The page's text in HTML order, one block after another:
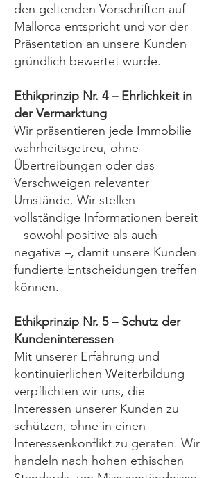
den geltenden Vorschriften auf
Mallorca entspricht und vor der
Präsentation an unsere Kunden
gründlich bewertet wurde.
Ethikprinzip Nr. 4 – Ehrlichkeit in
der Vermarktung
Wir präsentieren jede Immobilie
wahrheitsgetreu, ohne
Übertreibungen oder das
Verschweigen relevanter
Umstände. Wir stellen
vollständige Informationen bereit
– sowohl positive als auch
negative –, damit unsere Kunden
fundierte Entscheidungen treffen
können.
Ethikprinzip Nr. 5 – Schutz der
Kundeninteressen
Mit unserer Erfahrung und
kontinuierlichen Weiterbildung
verpflichten wir uns, die
Interessen unserer Kunden zu
schützen, ohne in einen
Interessenkonflikt zu geraten. Wir
handeln nach hohen ethischen